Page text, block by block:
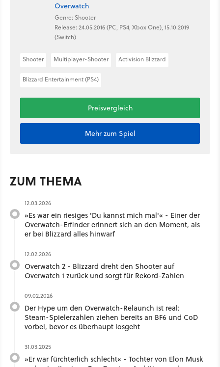
Overwatch
Genre: Shooter
Release: 24.05.2016 (PC, PS4, Xbox One), 15.10.2019
(Switch)
Shooter Multiplayer-Shooter Activision Blizzard
Blizzard Entertainment (PS4)
Preisvergleich
Mehr zum Spiel
ZUM THEMA
12.03.2026
»Es war ein riesiges 'Du kannst mich mal'« - Einer der
Overwatch-Erfinder erinnert sich an den Moment, als
er bei Blizzard alles hinwarf
12.02.2026
Overwatch 2 - Blizzard dreht den Shooter auf
Overwatch 1 zurück und sorgt für Rekord-Zahlen
09.02.2026
Der Hype um den Overwatch-Relaunch ist real:
Steam-Spielerzahlen ziehen bereits an BF6 und CoD
vorbei, bevor es überhaupt losgeht
31.03.2025
»Er war fürchterlich schlecht« - Tochter von Elon Musk